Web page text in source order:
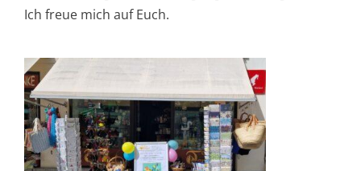
Ich freue mich auf Euch.